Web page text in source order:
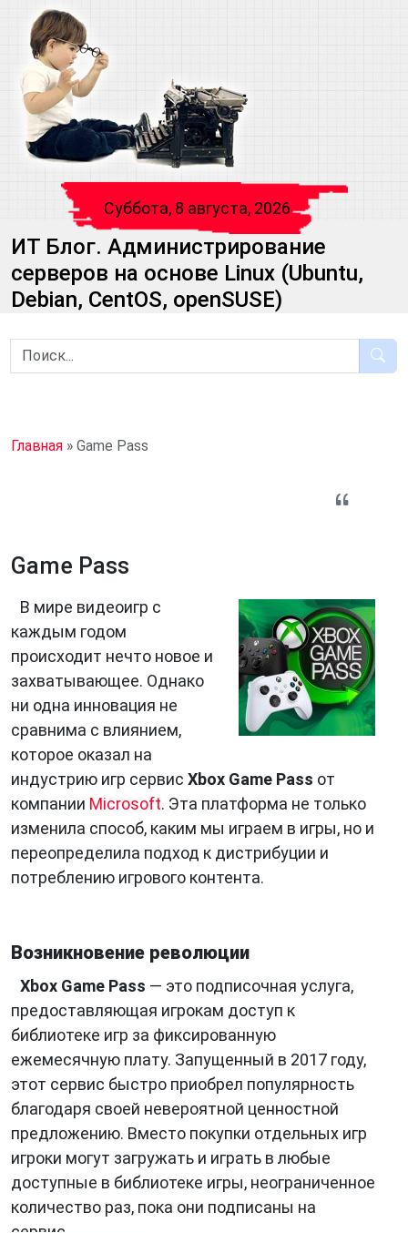
Суббота, 8 августа, 2026
ИТ Блог. Администрирование
серверов на основе Linux (Ubuntu,
Debian, CentOS, openSUSE)
Главная » Game Pass
Game Pass
В мире видеоигр с
каждым годом
происходит нечто новое и
захватывающее. Однако
ни одна инновация не
сравнима с влиянием,
которое оказал на
индустрию игр сервис Xbox Game Pass от
компании Microsoft. Эта платформа не только
изменила способ, каким мы играем в игры, но и
переопределила подход к дистрибуции и
потреблению игрового контента.
Возникновение революции
Xbox Game Pass — это подписочная услуга,
предоставляющая игрокам доступ к
библиотеке игр за фиксированную
ежемесячную плату. Запущенный в 2017 году,
этот сервис быстро приобрел популярность
благодаря своей невероятной ценностной
предложению. Вместо покупки отдельных игр
игроки могут загружать и играть в любые
доступные в библиотеке игры, неограниченное
количество раз, пока они подписаны на